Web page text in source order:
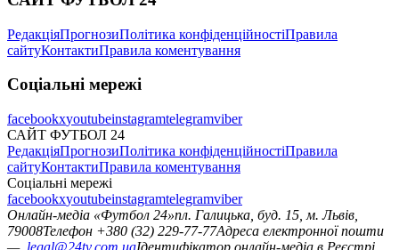
РедакціяПрогнозиПолітика конфіденційностіПравила
сайтуКонтактиПравила коментування
Соціальні мережі
facebookxyoutubeinstagramtelegramviber
САЙТ ФУТБОЛ 24
РедакціяПрогнозиПолітика конфіденційностіПравила
сайтуКонтактиПравила коментування
Соціальні мережі
facebookxyoutubeinstagramtelegramviber
Онлайн-медіа «Футбол 24»пл. Галицька, буд. 15, м. Львів,
79008Телефон +380 (32) 229-77-77Адреса електронної пошти
— legal@24tv.com.uaІдентифікатор онлайн-медіа в Реєстрі